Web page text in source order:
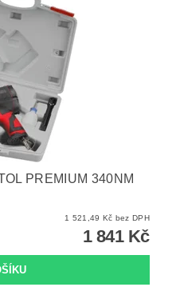
PREMIUM 340NM
1 521,49 Kč bez DPH
1 841 Kč